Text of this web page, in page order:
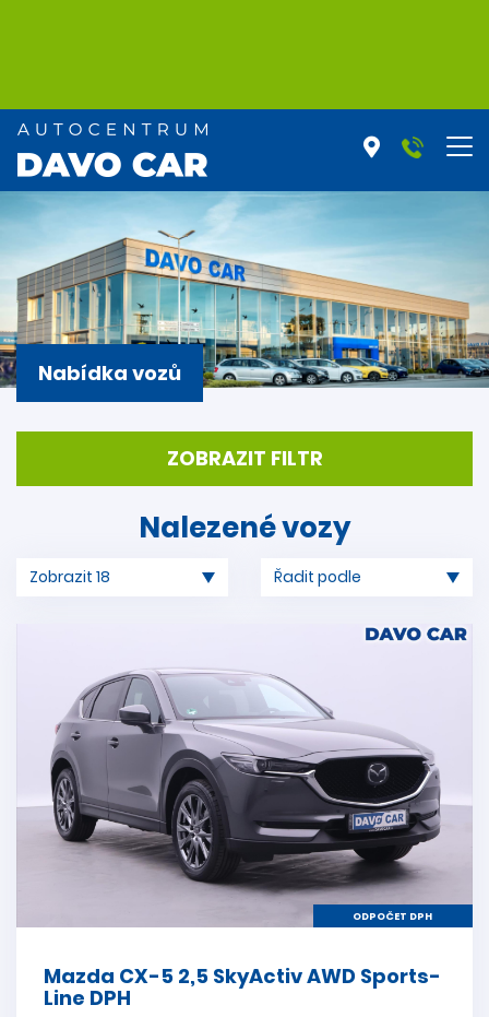
Nabídka vozů
ZOBRAZIT FILTR
Nalezené vozy
ODPOČET DPH
Mazda CX-5 2,5 SkyActiv AWD Sports-
Line DPH